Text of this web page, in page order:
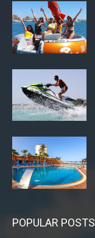
POPULAR POSTS